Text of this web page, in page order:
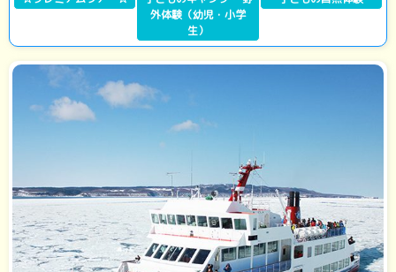
外体験（幼児・小学
生）